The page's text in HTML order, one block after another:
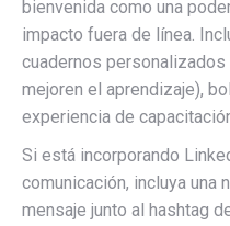
bienvenida como una
impacto fuera de línea.
cuadernos
mejoren el aprendizaje),
experiencia de
Si está incorporando
comunicación, incluya una
mensaje junto al hashtag